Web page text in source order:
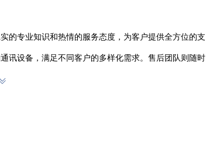
的专业知识和热情的服务态度，为客户提供全方位的支
讯设备，满足不同客户的多样化需求。售后团队则随时
。
诚信、服务的理念，不断拓展业务，为客户带来更多优